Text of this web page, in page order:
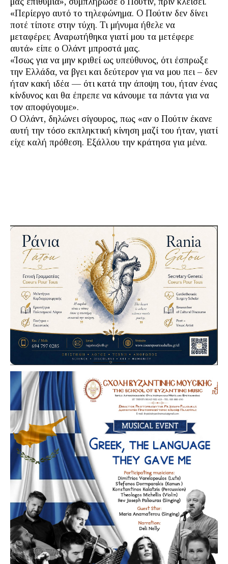
«Περίεργο αυτό το τηλεφώνημα. Ο Πούτιν δεν δίνει
ποτέ τίποτε στην τύχη. Τι μήνυμα ήθελε να
μεταφέρει; Αναρωτήθηκα γιατί μου τα μετέφερε
αυτά» είπε ο Ολάντ μπροστά μας.
«Ίσως για να μην κριθεί ως υπεύθυνος, ότι έσπρωξε
την Ελλάδα, να βγει και δεύτερον για να μου πει – δεν
ήταν κακή ιδέα — ότι κατά την άποψη του, ήταν ένας
κίνδυνος και θα έπρεπε να κάνουμε τα πάντα για να
τον αποφύγουμε».
Ο Ολάντ, δηλώνει σίγουρος, πως «αν ο Πούτιν έκανε
αυτή την τόσο εκπληκτική κίνηση μαζί του ήταν, γιατί
είχε καλή πρόθεση. Εξάλλου την κράτησα για μένα.